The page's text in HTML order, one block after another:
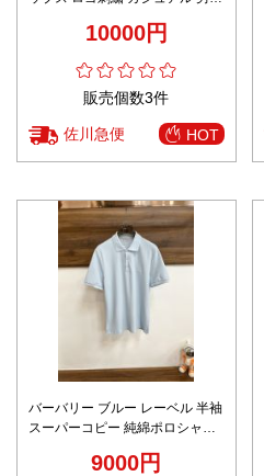
10000円
販売個数3件
佐川急便 HOT
バーバリー ブルー レーベル 半袖
スーパーコピー 純綿ポロシャツ
9000円